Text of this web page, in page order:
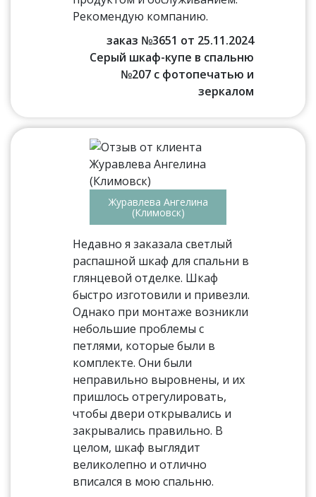
Рекомендую компанию.
заказ №3651 от 25.11.2024
Серый шкаф-купе в спальню
№207 с фотопечатью и
зеркалом
Журавлева Ангелина
(Климовск)
Недавно я заказала светлый
распашной шкаф для спальни в
глянцевой отделке. Шкаф
быстро изготовили и привезли.
Однако при монтаже возникли
небольшие проблемы с
петлями, которые были в
комплекте. Они были
неправильно выровнены, и их
пришлось отрегулировать,
чтобы двери открывались и
закрывались правильно. В
целом, шкаф выглядит
великолепно и отлично
вписался в мою спальню.